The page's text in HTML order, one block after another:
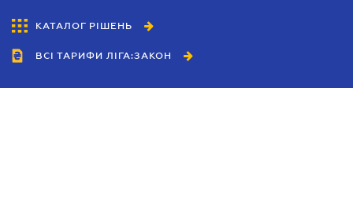
КАТАЛОГ РІШЕНЬ
ВСІ ТАРИФИ ЛІГА:ЗАКОН